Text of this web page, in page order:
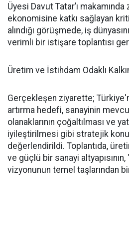
Üyesi Davut Tatar’ı
ekonomisine katkı sağlayan
alındığı görüşmede, iş
verimli bir istişare toplantısı
Üretim ve İstihdam Odaklı
Gerçekleşen ziyarette;
artırma hedefi, sanayinin
olanaklarının çoğaltılması ve
iyileştirilmesi gibi stratejik
değerlendirildi. Toplantıda,
ve güçlü bir sanayi altyapısının,
vizyonunun temel taşlarından